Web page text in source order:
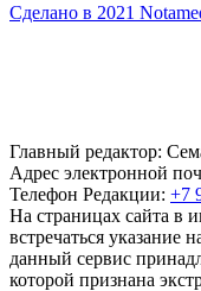
Сделано в 2021
Главный редактор:
Адрес электронной
Телефон Редакции: +7
На страницах сайта в
встречаться
данный сервис
которой признана